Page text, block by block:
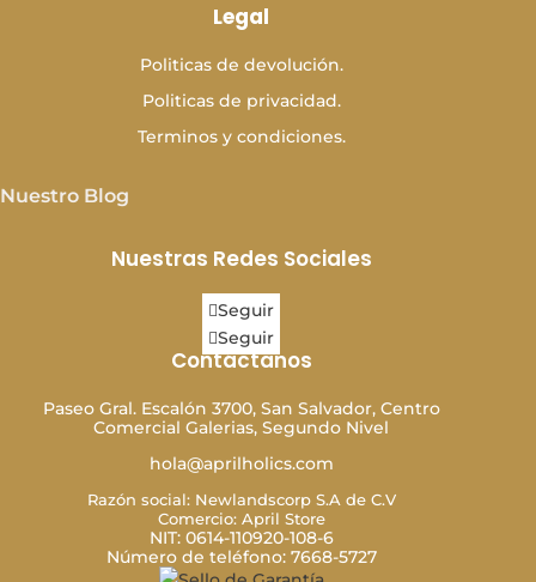
Legal
Politicas de devolución.
Politicas de privacidad.
Terminos y condiciones.
Nuestro Blog
Nuestras Redes Sociales
Seguir
Seguir
Contáctanos
Paseo Gral. Escalón 3700, San Salvador, Centro
Comercial Galerias, Segundo Nivel
hola@aprilholics.com
Razón social: Newlandscorp S.A de C.V
Comercio: April Store
NIT: 0614-110920-108-6
Número de teléfono: 7668-5727